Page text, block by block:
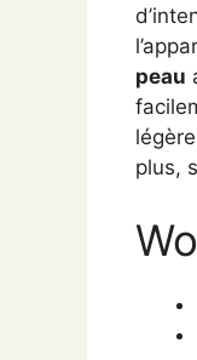
peau
plus,